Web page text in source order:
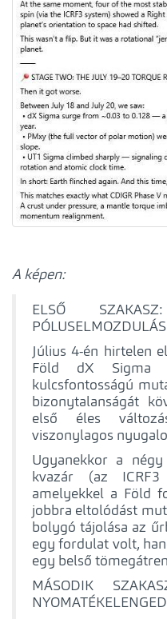
A képen:
ELSŐ
PÓLUSELMOZDULÁS
Július 4-én hirtelen
Föld dX Sigma
kulcsfontosságú
bizonytalanságát
első éles
viszonylagos
Ugyanekkor a négy
kvazár (az ICRF3
amelyekkel a Föld
jobbra eltolódást
bolygó tájolása az
egy fordulat volt,
egy belső
MÁSODIK